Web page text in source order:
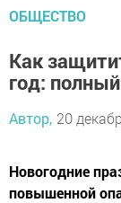
ОБЩЕСТВО
Как
год:
Автор, 20
Новогодние
повышенной